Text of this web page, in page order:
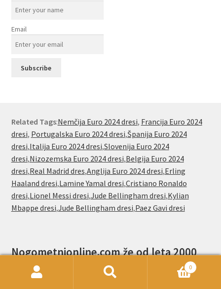
Email
Related Tags:Nemčija Euro 2024 dresi, Francija Euro 2024
dresi, Portugalska Euro 2024 dresi,Španija Euro 2024
dresi,Italija Euro 2024 dresi,Slovenija Euro 2024
dresi,Nizozemska Euro 2024 dresi,Belgija Euro 2024
dresi,Real Madrid dres,Anglija Euro 2024 dresi,Erling
Haaland dresi,Lamine Yamal dresi,Cristiano Ronaldo
dresi,Lionel Messi dresi,Jude Bellingham dresi,Kylian
Mbappe dresi,Jude Bellingham dresi,Paez Gavi dresi
Nogometnionline.com že od leta 2000
navijačem po vsem svetu ponuja poceni
0